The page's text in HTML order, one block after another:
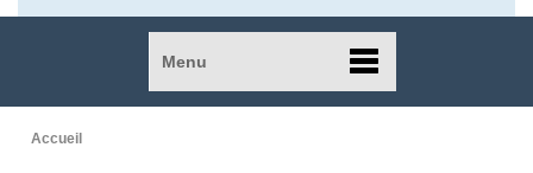
Menu
Accueil